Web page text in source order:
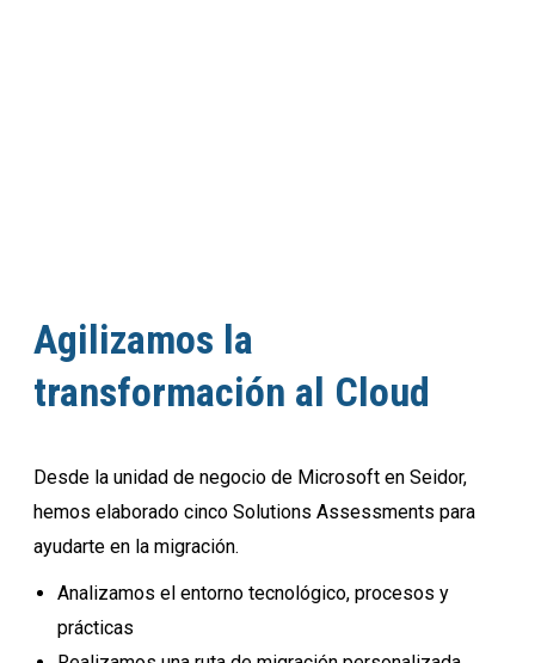
Agilizamos la
transformación al Cloud
Desde la unidad de negocio de Microsoft en Seidor,
hemos elaborado cinco Solutions Assessments para
ayudarte en la migración.
Analizamos el entorno tecnológico, procesos y
prácticas